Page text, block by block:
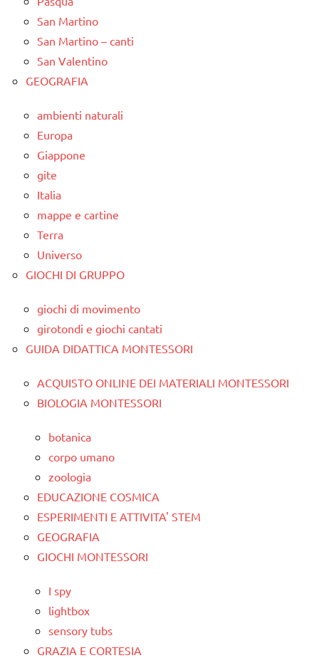
San Martino
San Martino – canti
San Valentino
GEOGRAFIA
ambienti naturali
Europa
Giappone
gite
Italia
mappe e cartine
Terra
Universo
GIOCHI DI GRUPPO
giochi di movimento
girotondi e giochi cantati
GUIDA DIDATTICA MONTESSORI
ACQUISTO ONLINE DEI MATERIALI MONTESSORI
BIOLOGIA MONTESSORI
botanica
corpo umano
zoologia
EDUCAZIONE COSMICA
ESPERIMENTI E ATTIVITA' STEM
GEOGRAFIA
GIOCHI MONTESSORI
I spy
lightbox
sensory tubs
GRAZIA E CORTESIA